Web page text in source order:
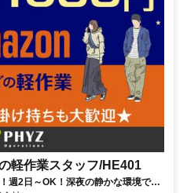
軽作業スタッフ/HE401
週2日～OK！深夜の静かな環境でモ